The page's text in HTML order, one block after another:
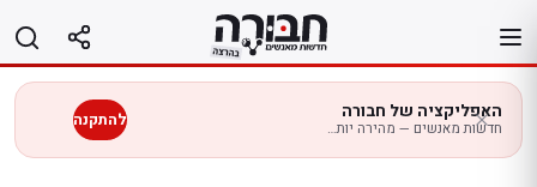
לתוכן
האפליקציה של חבורה
חדשות מאנשים — מהירה יותר בנייד להתקנה